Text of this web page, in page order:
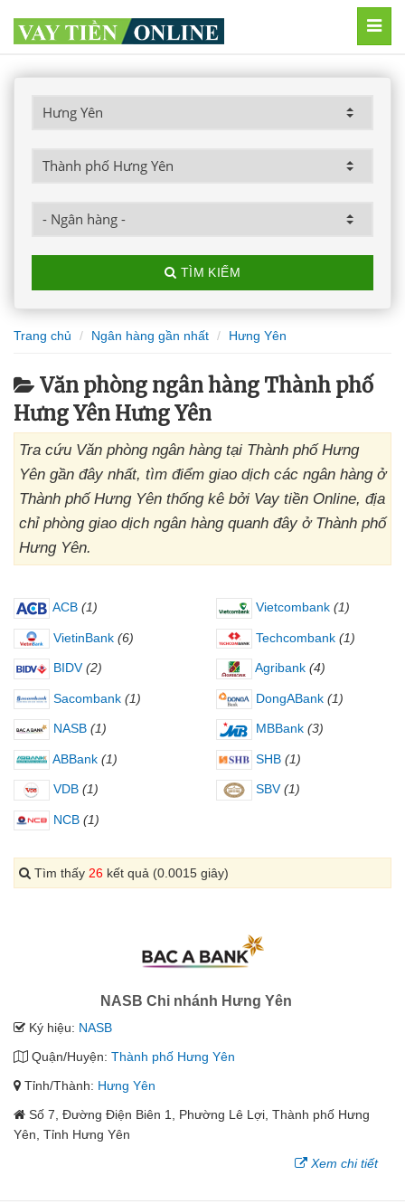
TÌM KIẾM
Trang chủ Ngân hàng gần nhất Hưng Yên
Văn phòng ngân hàng Thành phố
Hưng Yên Hưng Yên
Tra cứu Văn phòng ngân hàng tại Thành phố Hưng
Yên gần đây nhất, tìm điểm giao dịch các ngân hàng ở
Thành phố Hưng Yên thống kê bởi Vay tiền Online, địa
chỉ phòng giao dịch ngân hàng quanh đây ở Thành phố
Hưng Yên.
ACB (1) Vietcombank (1)
VietinBank (6) Techcombank (1)
BIDV (2) Agribank (4)
Sacombank (1) DongABank (1)
NASB (1) MBBank (3)
ABBank (1) SHB (1)
VDB (1) SBV (1)
NCB (1)
Tìm thấy 26 kết quả (0.0015 giây)
NASB Chi nhánh Hưng Yên
Ký hiệu: NASB
Quận/Huyện: Thành phố Hưng Yên
Tỉnh/Thành: Hưng Yên
Số 7, Đường Điện Biên 1, Phường Lê Lợi, Thành phố Hưng
Yên, Tỉnh Hưng Yên
Xem chi tiết